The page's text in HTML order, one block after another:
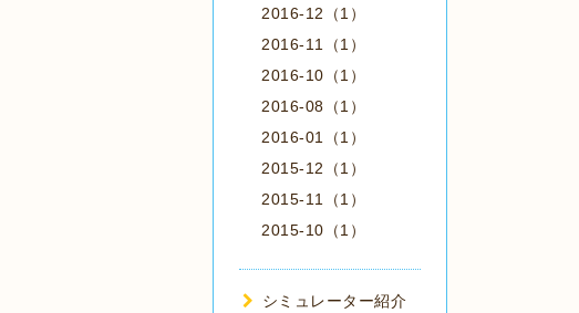
2016-12（1）
2016-11（1）
2016-10（1）
2016-08（1）
2016-01（1）
2015-12（1）
2015-11（1）
2015-10（1）
シミュレーター紹介